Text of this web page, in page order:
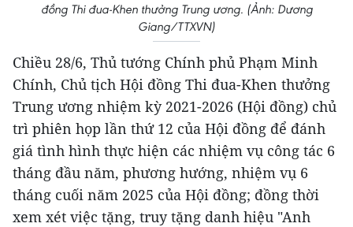
đồng Thi đua-Khen thưởng Trung ương. (Ảnh: Dương
Giang/TTXVN)
Chiều 28/6, Thủ tướng Chính phủ Phạm Minh
Chính, Chủ tịch Hội đồng Thi đua-Khen thưởng
Trung ương nhiệm kỳ 2021-2026 (Hội đồng) chủ
trì phiên họp lần thứ 12 của Hội đồng để đánh
giá tình hình thực hiện các nhiệm vụ công tác 6
tháng đầu năm, phương hướng, nhiệm vụ 6
tháng cuối năm 2025 của Hội đồng; đồng thời
xem xét việc tặng, truy tặng danh hiệu "Anh